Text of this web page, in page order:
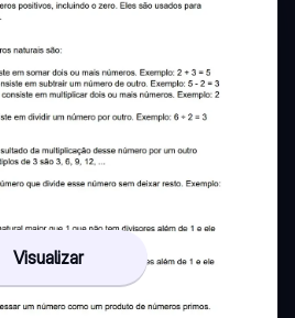
Visualizar